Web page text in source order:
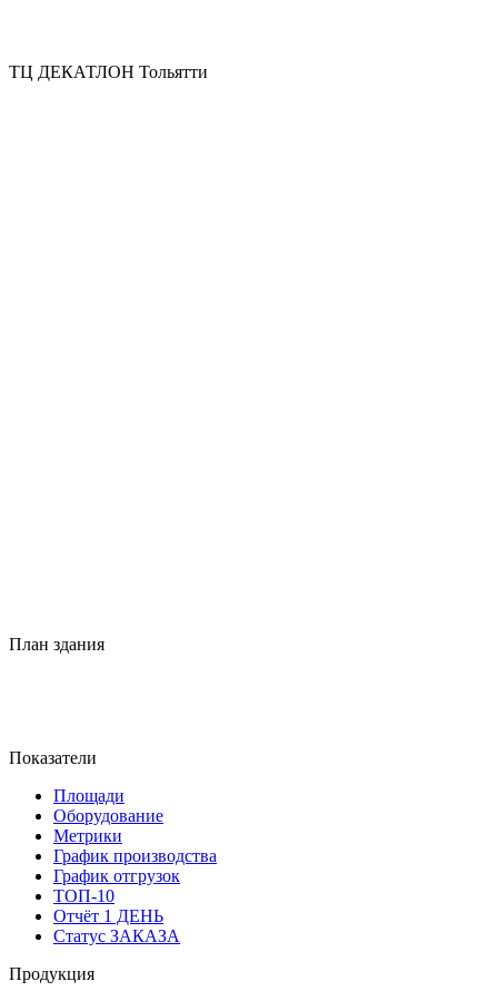
ТЦ ДЕКАТЛОН Тольятти
План здания
Показатели
Площади
Оборудование
Метрики
График производства
График отгрузок
ТОП-10
Отчёт 1 ДЕНЬ
Статус ЗАКАЗА
Продукция